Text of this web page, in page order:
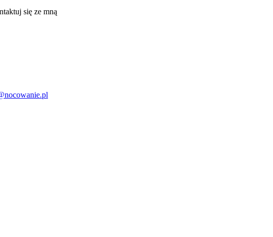
700 m
o godzinie
się ze mną